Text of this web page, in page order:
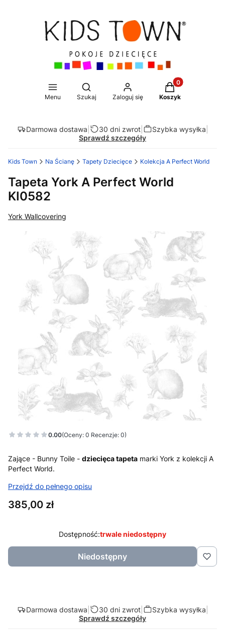
Menu
Otwórz wyszukiwarkę
Szukaj Zaloguj się
Produkty w
Koszyk
Darmowa dostawa 30 dni zwrot| Szybka wysyłka
Sprawdź szczegóły
Kids Town Na Ścianę Tapety Dziecięce Kolekcja A Perfect World
Tapeta York A Perfect World
KI0582
York Wallcovering
0.00(Oceny: 0 Recenzje: 0)
Zające - Bunny Toile - dziecięca tapeta marki York z kolekcji A
Perfect World.
Przejdź do pełnego opisu
Cena
385,00 zł
Dostępność:trwale niedostępny
Niedostępny
Darmowa dostawa 30 dni zwrot| Szybka wysyłka
Sprawdź szczegóły